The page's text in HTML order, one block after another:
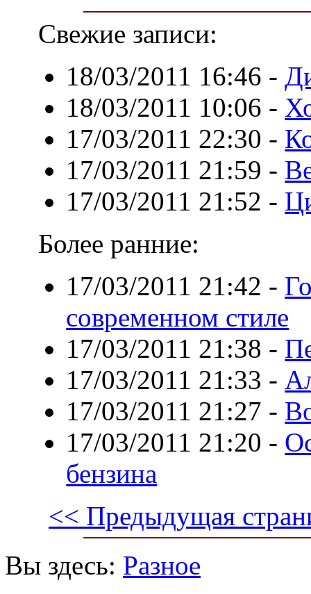
Свежие записи:
18/03/2011 16:46 -
18/03/2011 10:06 -
17/03/2011 22:30 -
17/03/2011 21:59 -
17/03/2011 21:52 -
Более ранние:
17/03/2011 21:42 -
современном стиле
17/03/2011 21:38 -
17/03/2011 21:33 -
17/03/2011 21:27 -
17/03/2011 21:20 -
бензина
<< Предыдущая
Вы здесь: Разное